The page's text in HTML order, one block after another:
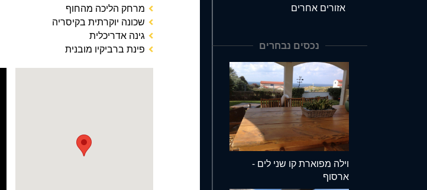
מרחק הליכה מהחוף
שכונה יוקרתית בקיסריה
גינה אדריכלית
פינת ברביקיו מובנית
אזורים אחרים
נכסים נבחרים
וילה מפוארת קו שני לים -
ארסוף